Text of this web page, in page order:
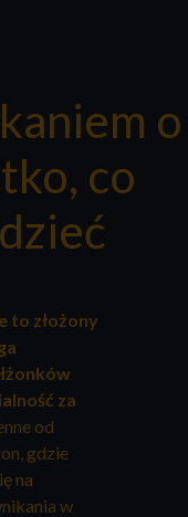
o
co
to złożony
za
od
gdzie
na
w